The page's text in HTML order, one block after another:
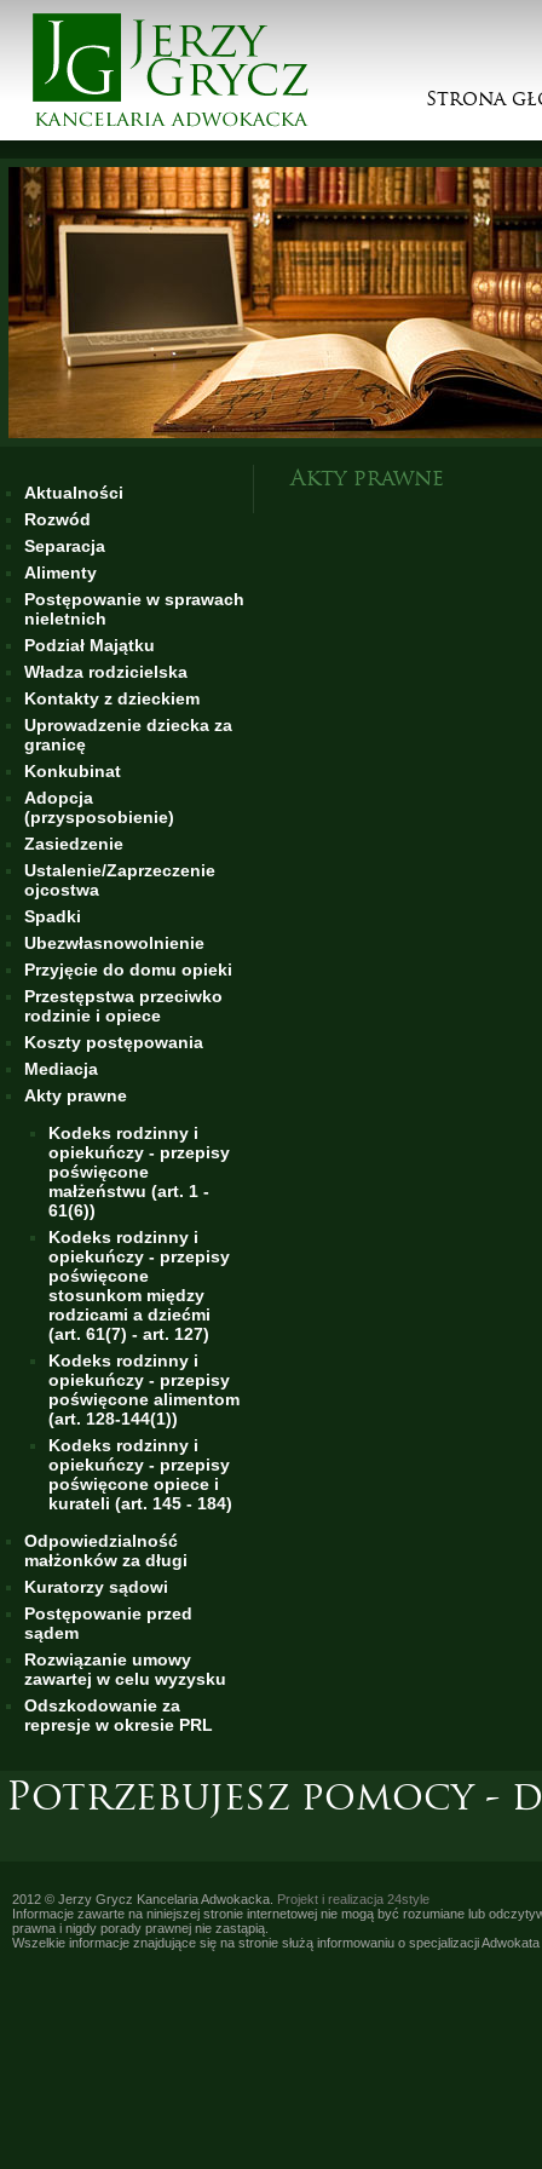
Strona
Aktualności
Rozwód
Separacja
Alimenty
Postępowanie w sprawach
nieletnich
Podział Majątku
Władza rodzicielska
Kontakty z dzieckiem
Uprowadzenie dziecka za
granicę
Konkubinat
Adopcja
(przysposobienie)
Zasiedzenie
Ustalenie/Zaprzeczenie
ojcostwa
Spadki
Ubezwłasnowolnienie
Przyjęcie do domu opieki
Przestępstwa przeciwko
rodzinie i opiece
Koszty postępowania
Mediacja
Akty prawne
Kodeks rodzinny i
opiekuńczy - przepisy
poświęcone
małżeństwu (art. 1 -
61(6))
Kodeks rodzinny i
opiekuńczy - przepisy
poświęcone
stosunkom między
rodzicami a dziećmi
(art. 61(7) - art. 127)
Kodeks rodzinny i
opiekuńczy - przepisy
poświęcone alimentom
(art. 128-144(1))
Kodeks rodzinny i
opiekuńczy - przepisy
poświęcone opiece i
kurateli (art. 145 - 184)
Odpowiedzialność
małżonków za długi
Kuratorzy sądowi
Postępowanie przed
sądem
Rozwiązanie umowy
zawartej w celu wyzysku
Odszkodowanie za
represje w okresie PRL
Akty prawne
Potrzebujesz pomocy -
2012 © Jerzy Grycz Kancelaria Adwokacka. Projekt i realizacja 24style
Informacje zawarte na niniejszej stronie internetowej nie mogą być rozumiane lub
prawna i nigdy porady prawnej nie zastąpią.
Wszelkie informacje znajdujące się na stronie służą informowaniu o specjalizacji